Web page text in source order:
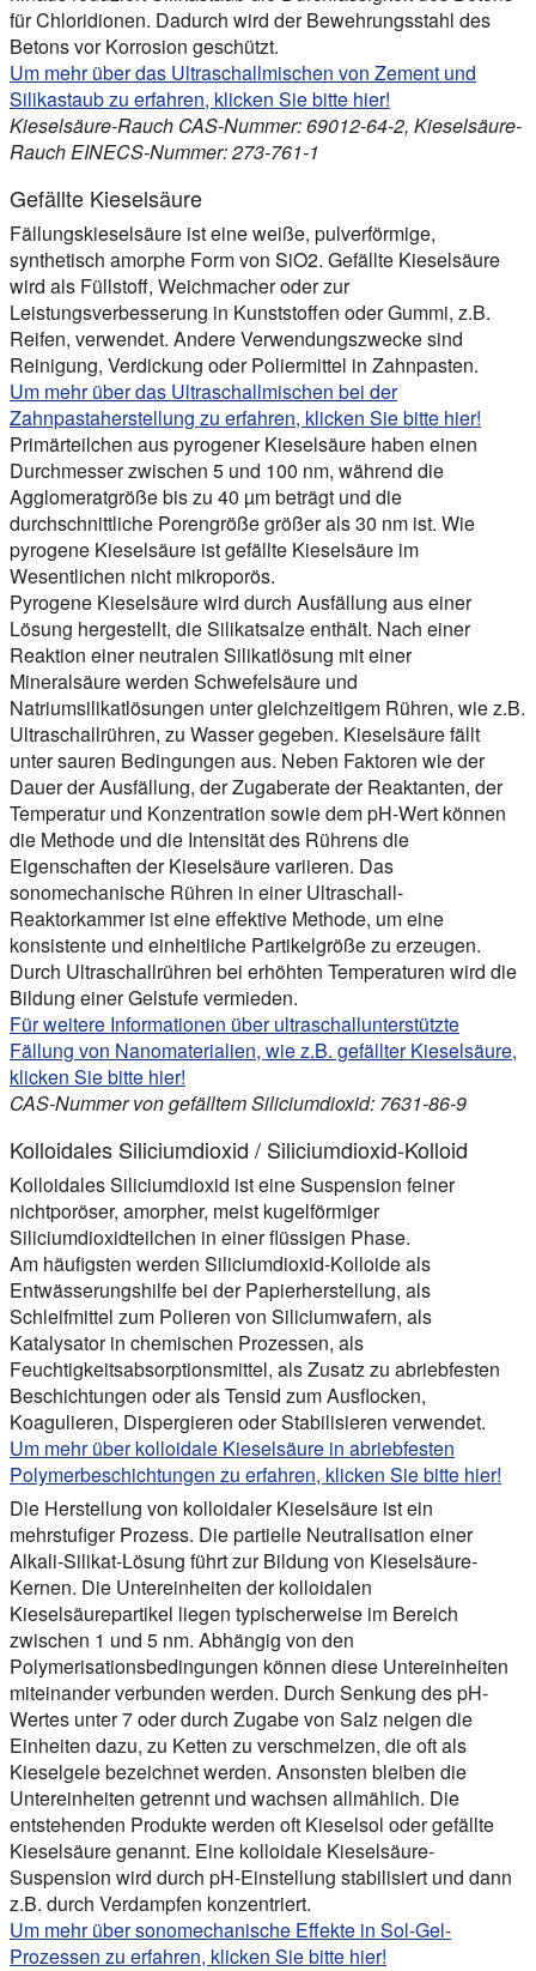
für Chloridionen. Dadurch wird der Bewehrungsstahl des
Betons vor Korrosion geschützt.
Um mehr über das Ultraschallmischen von Zement und
Silikastaub zu erfahren, klicken Sie bitte hier!
Kieselsäure-Rauch CAS-Nummer: 69012-64-2, Kieselsäure-
Rauch EINECS-Nummer: 273-761-1
Gefällte Kieselsäure
Fällungskieselsäure ist eine weiße, pulverförmige,
synthetisch amorphe Form von SiO2. Gefällte Kieselsäure
wird als Füllstoff, Weichmacher oder zur
Leistungsverbesserung in Kunststoffen oder Gummi, z.B.
Reifen, verwendet. Andere Verwendungszwecke sind
Reinigung, Verdickung oder Poliermittel in Zahnpasten.
Um mehr über das Ultraschallmischen bei der
Zahnpastaherstellung zu erfahren, klicken Sie bitte hier!
Primärteilchen aus pyrogener Kieselsäure haben einen
Durchmesser zwischen 5 und 100 nm, während die
Agglomeratgröße bis zu 40 µm beträgt und die
durchschnittliche Porengröße größer als 30 nm ist. Wie
pyrogene Kieselsäure ist gefällte Kieselsäure im
Wesentlichen nicht mikroporös.
Pyrogene Kieselsäure wird durch Ausfällung aus einer
Lösung hergestellt, die Silikatsalze enthält. Nach einer
Reaktion einer neutralen Silikatlösung mit einer
Mineralsäure werden Schwefelsäure und
Natriumsilikatlösungen unter gleichzeitigem Rühren, wie z.B.
Ultraschallrühren, zu Wasser gegeben. Kieselsäure fällt
unter sauren Bedingungen aus. Neben Faktoren wie der
Dauer der Ausfällung, der Zugaberate der Reaktanten, der
Temperatur und Konzentration sowie dem pH-Wert können
die Methode und die Intensität des Rührens die
Eigenschaften der Kieselsäure variieren. Das
sonomechanische Rühren in einer Ultraschall-
Reaktorkammer ist eine effektive Methode, um eine
konsistente und einheitliche Partikelgröße zu erzeugen.
Durch Ultraschallrühren bei erhöhten Temperaturen wird die
Bildung einer Gelstufe vermieden.
Für weitere Informationen über ultraschallunterstützte
Fällung von Nanomaterialien, wie z.B. gefällter Kieselsäure,
klicken Sie bitte hier!
CAS-Nummer von gefälltem Siliciumdioxid: 7631-86-9
Kolloidales Siliciumdioxid / Siliciumdioxid-Kolloid
Kolloidales Siliciumdioxid ist eine Suspension feiner
nichtporöser, amorpher, meist kugelförmiger
Siliciumdioxidteilchen in einer flüssigen Phase.
Am häufigsten werden Siliciumdioxid-Kolloide als
Entwässerungshilfe bei der Papierherstellung, als
Schleifmittel zum Polieren von Siliciumwafern, als
Katalysator in chemischen Prozessen, als
Feuchtigkeitsabsorptionsmittel, als Zusatz zu abriebfesten
Beschichtungen oder als Tensid zum Ausflocken,
Koagulieren, Dispergieren oder Stabilisieren verwendet.
Um mehr über kolloidale Kieselsäure in abriebfesten
Polymerbeschichtungen zu erfahren, klicken Sie bitte hier!
Die Herstellung von kolloidaler Kieselsäure ist ein
mehrstufiger Prozess. Die partielle Neutralisation einer
Alkali-Silikat-Lösung führt zur Bildung von Kieselsäure-
Kernen. Die Untereinheiten der kolloidalen
Kieselsäurepartikel liegen typischerweise im Bereich
zwischen 1 und 5 nm. Abhängig von den
Polymerisationsbedingungen können diese Untereinheiten
miteinander verbunden werden. Durch Senkung des pH-
Wertes unter 7 oder durch Zugabe von Salz neigen die
Einheiten dazu, zu Ketten zu verschmelzen, die oft als
Kieselgele bezeichnet werden. Ansonsten bleiben die
Untereinheiten getrennt und wachsen allmählich. Die
entstehenden Produkte werden oft Kieselsol oder gefällte
Kieselsäure genannt. Eine kolloidale Kieselsäure-
Suspension wird durch pH-Einstellung stabilisiert und dann
z.B. durch Verdampfen konzentriert.
Um mehr über sonomechanische Effekte in Sol-Gel-
Prozessen zu erfahren, klicken Sie bitte hier!